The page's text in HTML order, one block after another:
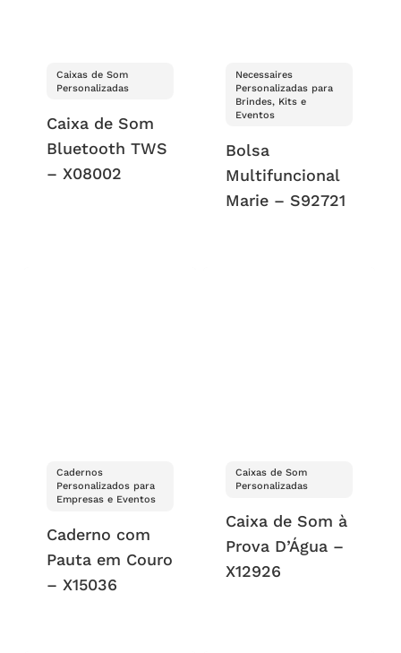
Caixas de Som
Personalizadas
Caixa de Som
Bluetooth TWS
– X08002
Necessaires
Personalizadas para
Brindes, Kits e
Eventos
Bolsa
Multifuncional
Marie – S92721
Cadernos
Personalizados para
Empresas e Eventos
Caderno com
Pauta em Couro
– X15036
Caixas de Som
Personalizadas
Caixa de Som à
Prova D’Água –
X12926